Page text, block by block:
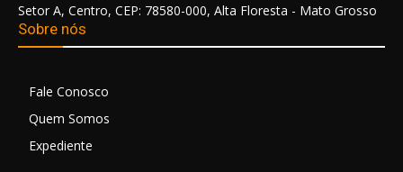
Setor A, Centro, CEP: 78580-000, Alta Floresta - Mato Grosso
Sobre nós
Fale Conosco
Quem Somos
Expediente